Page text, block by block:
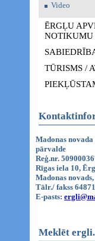
Video
ĒRGĻU
NOTIKUMU
TŪRISMS /
Madonas
pārvalde
Reģ.nr.
Rīgas iela 10,
Madonas
Tālr./ fakss
E-pasts:
Meklēt